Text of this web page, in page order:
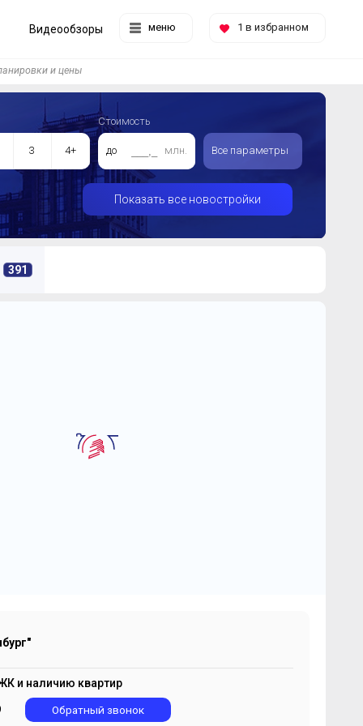
меню 1 в избранном
Видеообзоры
и цены
3 4+
Стоимость
до млн. Все параметры
Показать все новостройки
391
и наличию квартир
Обратный звонок